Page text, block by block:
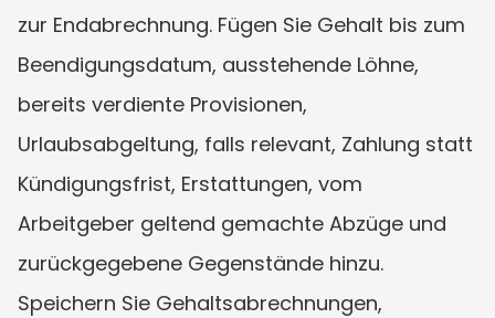
zur Endabrechnung. Fügen Sie Gehalt bis zum
Beendigungsdatum, ausstehende Löhne,
bereits verdiente Provisionen,
Urlaubsabgeltung, falls relevant, Zahlung statt
Kündigungsfrist, Erstattungen, vom
Arbeitgeber geltend gemachte Abzüge und
zurückgegebene Gegenstände hinzu.
Speichern Sie Gehaltsabrechnungen,